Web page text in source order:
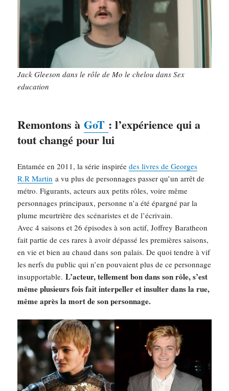
Jack Gleeson dans le rôle de Mo le chelou dans Sex
education
Remontons àGoT : l’expérience qui a
tout changé pour lui
Entamée en 2011, la série inspiréedes livres de Georges
R.R Martin a vu plus de personnages passer qu’un arrêt de
métro. Figurants, acteurs aux petits rôles, voire même
personnages principaux, personne n’a été épargné par la
plume meurtrière des scénaristes et de l’écrivain.
Avec 4 saisons et 26 épisodes à son actif, Joffrey Baratheon
fait partie de ces rares à avoir dépassé les premières saisons,
en vie et bien au chaud dans son palais. De quoi tendre à vif
les nerfs du public qui n’en pouvaient plus de ce personnage
insupportable. L’acteur, tellement bon dans son rôle, s’est
même plusieurs fois fait interpeller et insulter dans la rue,
même après la mort de son personnage.